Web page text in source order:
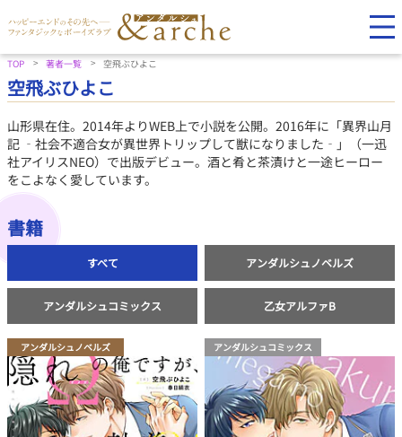
TOP 著者一覧 空飛ぶひよこ
空飛ぶひよこ
山形県在住。2014年よりWEB上で小説を公開。2016年に「異界山月
記 ‐社会不適合女が異世界トリップして獣になりました‐」（一迅
社アイリスNEO）で出版デビュー。酒と肴と茶漬けと一途ヒーロー
をこよなく愛しています。
書籍
すべて アンダルシュノベルズ
アンダルシュコミックス 乙女アルファB
アンダルシュノベルズ アンダルシュコミックス